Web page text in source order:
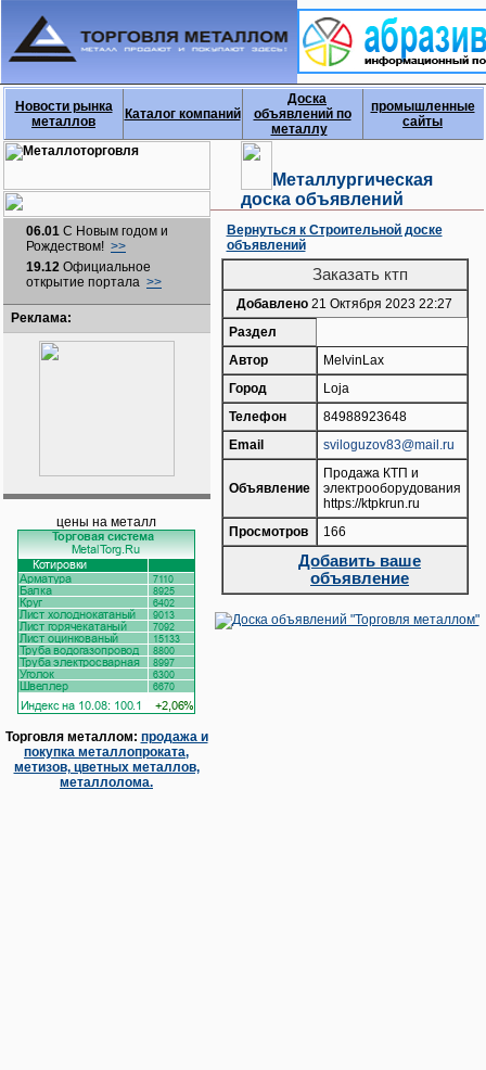
Новости рынка
металлов
Каталог компаний
Доска
объявлений по
металлу
промышленные
сайты
06.01 С Новым годом и
Рождеством! >>
19.12 Официальное
открытие портала >>
Реклама:
цены на металл
Торговля металлом: продажа и
покупка металлопроката,
метизов, цветных металлов,
металлолома.
Металлургическая
доска объявлений
Вернуться к Строительной доске
объявлений
Заказать ктп
Добавлено 21 Октября 2023 22:27
Раздел
Автор
MelvinLax
Город
Loja
Телефон
84988923648
Email
sviloguzov83@mail.ru
Объявление
Продажа КТП и
электрооборудования
https://ktpkrun.ru
Просмотров
166
Добавить ваше
объявление